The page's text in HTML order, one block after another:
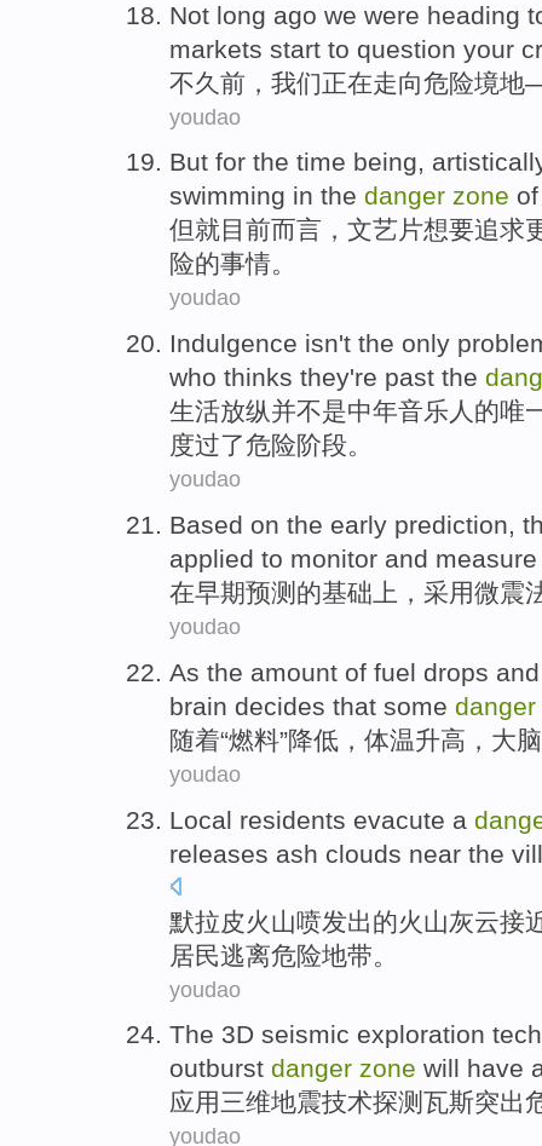
Not long ago we were heading
markets start to question your
不久前 ， 我们正在走向危险境
youdao
But for the time being,
swimming in the danger zone of
但就目前而言，文艺片想要追求
险的事情。
youdao
Indulgence isn't the only
who thinks they're past the
生活放纵并不是中年音乐人 的唯
度过了危险阶段。
youdao
Based on the early prediction,
applied to monitor and measure
在早期预测 的基础 上 ， 采用微震
youdao
As the amount of fuel drops
brain decides that some danger
随着“燃料”降低 ， 体温升高 ， 大脑
youdao
Local residents evacute a
releases ash clouds near the
默拉皮火山喷发出的火山灰云接
居民逃离危险地带 。
youdao
The 3D seismic exploration
outburst danger zone will have
应用三维地震技术探测 瓦斯突出
youdao